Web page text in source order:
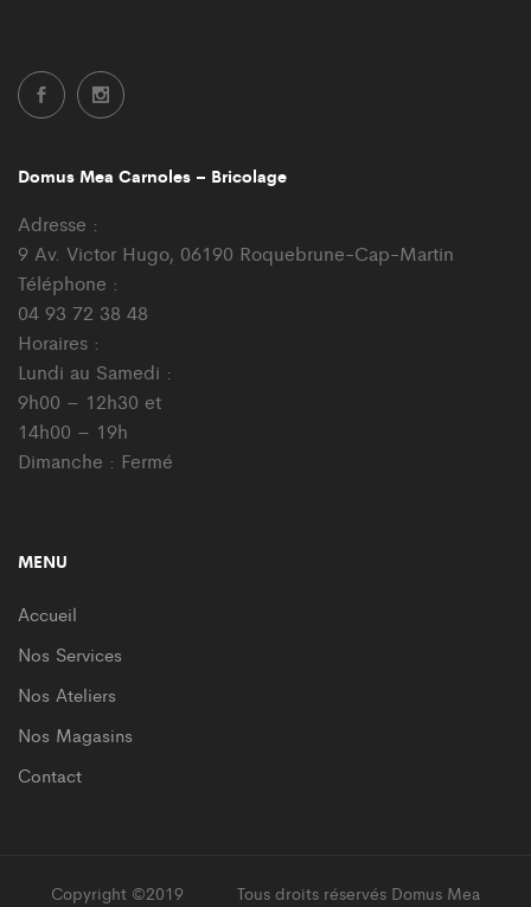
Domus Mea Carnoles – Bricolage
Adresse :
9 Av. Victor Hugo, 06190 Roquebrune-Cap-Martin
Téléphone :
04 93 72 38 48
Horaires :
Lundi au Samedi :
9h00 – 12h30 et
14h00 – 19h
Dimanche : Fermé
MENU
Accueil
Nos Services
Nos Ateliers
Nos Magasins
Contact
Copyright ©2019 Tous droits réservés Domus Mea